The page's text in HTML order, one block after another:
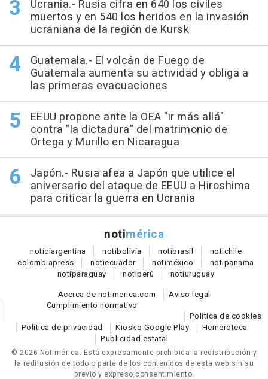
Ucrania.- Rusia cifra en 640 los civiles
muertos y en 540 los heridos en la invasión
ucraniana de la región de Kursk
Guatemala.- El volcán de Fuego de
Guatemala aumenta su actividad y obliga a
las primeras evacuaciones
EEUU propone ante la OEA "ir más allá"
contra "la dictadura" del matrimonio de
Ortega y Murillo en Nicaragua
Japón.- Rusia afea a Japón que utilice el
aniversario del ataque de EEUU a Hiroshima
para criticar la guerra en Ucrania
notimérica
noticiargentina notibolivia notibrasil notichile
colombiapress notiecuador notiméxico notipanama
notiparaguay notiperú notiuruguay
Acerca de notimerica.com
Aviso legal
Cumplimiento normativo
Política de cookies
Política de privacidad
Kiosko Google Play
Hemeroteca
Publicidad estatal
© 2026 Notimérica. Está expresamente prohibida la redistribución y
la redifusión de todo o parte de los contenidos de esta web sin su
previo y expreso consentimiento.